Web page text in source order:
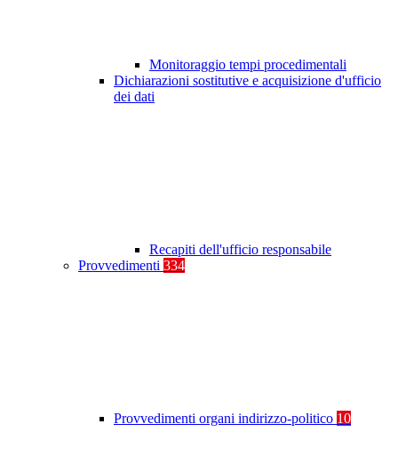
Monitoraggio tempi procedimentali
Dichiarazioni sostitutive e acquisizione d'ufficio
dei dati
Recapiti dell'ufficio responsabile
Provvedimenti 334
Provvedimenti organi indirizzo-politico 10